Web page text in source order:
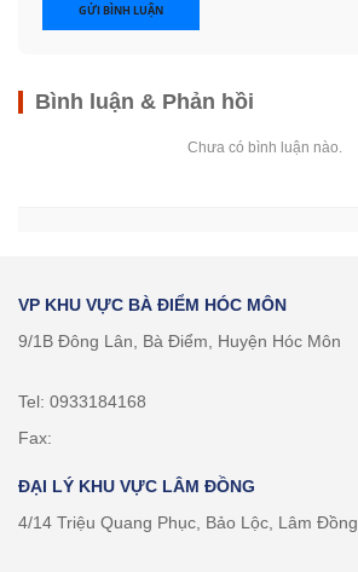
GỬI BÌNH LUẬN
Bình luận & Phản hồi
Chưa có bình luận nào.
VP KHU VỰC BÀ ĐIỂM HÓC MÔN
9/1B Đông Lân, Bà Điểm, Huyện Hóc Môn
Tel: 0933184168
Fax:
ĐẠI LÝ KHU VỰC LÂM ĐỒNG
4/14 Triệu Quang Phục, Bảo Lộc, Lâm Đồng